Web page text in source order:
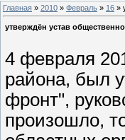
Главная » 2010 » Февраль » 16 »
утверждён устав
4 февраля
района, был
фронт",
произошло,